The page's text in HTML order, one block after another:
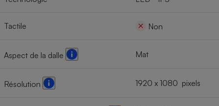
Tactile Non
Aspect de la dalle Mat
Résolution 1920 x 1080 pixels